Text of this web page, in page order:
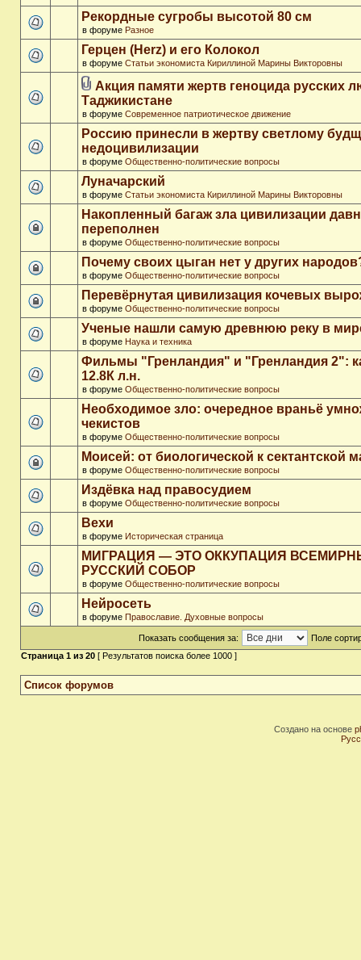
Рекордные сугробы высотой 80 см
в форуме Разное
Герцен (Herz) и его Колокол
в форуме Статьи экономиста Кириллиной Марины Викторовны
Акция памяти жертв геноцида русских
Таджикистане
в форуме Современное патриотическое движение
Россию принесли в жертву светлому
недоцивилизации
в форуме Общественно-политические вопросы
Луначарский
в форуме Статьи экономиста Кириллиной Марины Викторовны
Накопленный багаж зла цивилизации
переполнен
в форуме Общественно-политические вопросы
Почему своих цыган нет у других
в форуме Общественно-политические вопросы
Перевёрнутая цивилизация кочевых
в форуме Общественно-политические вопросы
Ученые нашли самую древнюю реку в
в форуме Наука и техника
Фильмы "Гренландия" и "Гренландия 2":
12.8К л.н.
в форуме Общественно-политические вопросы
Необходимое зло: очередное враньё
чекистов
в форуме Общественно-политические вопросы
Моисей: от биологической к сектантской
в форуме Общественно-политические вопросы
Издёвка над правосудием
в форуме Общественно-политические вопросы
Вехи
в форуме Историческая страница
МИГРАЦИЯ — ЭТО ОККУПАЦИЯ
РУССКИЙ СОБОР
в форуме Общественно-политические вопросы
Нейросеть
в форуме Православие. Духовные вопросы
Показать сообщения за:
Поле
Страница 1 из 20 [ Результатов поиска более 1000 ]
Список форумов
Создано на основе